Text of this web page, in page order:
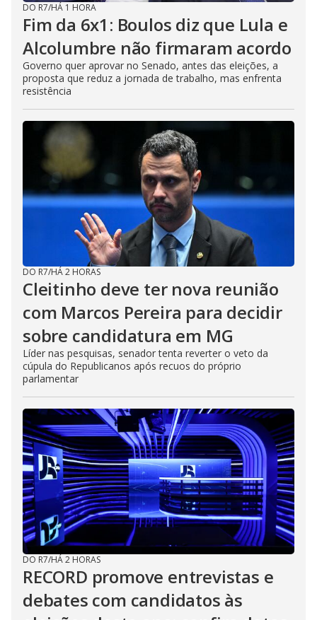
DO R7/HÁ 1 HORA
Fim da 6x1: Boulos diz que Lula e
Alcolumbre não firmaram acordo
Governo quer aprovar no Senado, antes das eleições, a
proposta que reduz a jornada de trabalho, mas enfrenta
resistência
DO R7/HÁ 2 HORAS
Cleitinho deve ter nova reunião
com Marcos Pereira para decidir
sobre candidatura em MG
Líder nas pesquisas, senador tenta reverter o veto da
cúpula do Republicanos após recuos do próprio
parlamentar
DO R7/HÁ 2 HORAS
RECORD promove entrevistas e
debates com candidatos às